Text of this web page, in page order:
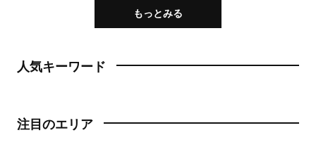
もっとみる
人気キーワード
注目のエリア